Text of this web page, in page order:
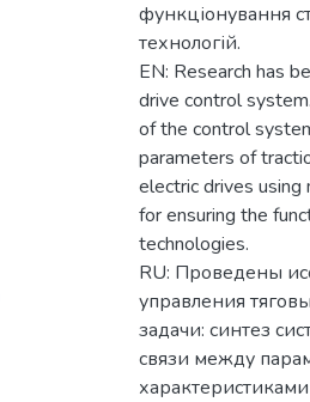
функціонування
технологій.
EN: Research has
drive control
of the control
parameters of
electric drives
for ensuring the
technologies.
RU: Проведены
управления
задачи: синтез
связи между